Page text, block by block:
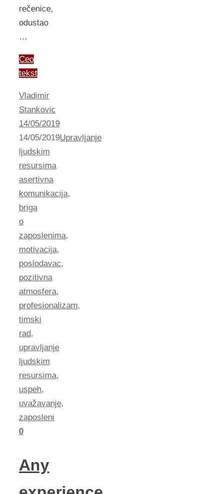
rečenice,
odustao
…
Ceo
tekst
Vladimir
Stankovic
14/05/2019
14/05/2019Upravljanje
ljudskim
resursima
asertivna
komunikacija,
briga
o
zaposlenima,
motivacija,
poslodavac,
pozitivna
atmosfera,
profesionalizam,
timski
rad,
upravljanje
ljudskim
resursima,
uspeh,
uvažavanje,
zaposleni
0
Any